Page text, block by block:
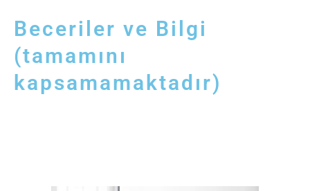
Beceriler ve Bilgi
(tamamını
kapsamamaktadır)